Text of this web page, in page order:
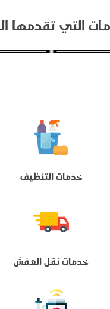
التي تقدمها
خدمات التنظيف
خدمات نقل العفش